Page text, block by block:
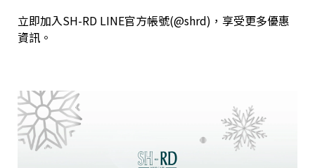
立即加入SH-RD LINE官方帳號(@shrd)，享受更多優惠
資訊。